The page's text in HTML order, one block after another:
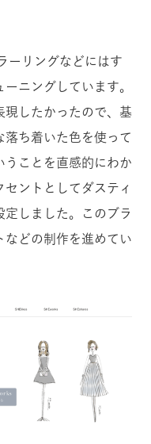
ーリングなどにはす
ニングしています。
現したかったので、基
落ち着いた色を使って
うことを直感的にわか
ントとしてダスティ
定しました。このブラ
などの制作を進めてい